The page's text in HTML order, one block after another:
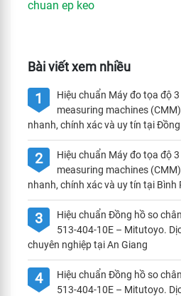
chuan ep keo
Bài viết xem nhiều
1
Hiệu chuẩn Máy đo tọa độ
measuring machines
nhanh, chính xác và uy tín tại
2
Hiệu chuẩn Máy đo tọa độ
measuring machines
nhanh, chính xác và uy tín tại Bình
3
Hiệu chuẩn Đồng hồ so
513-404-10E – Mitutoyo.
chuyên nghiệp tại An Giang
4
Hiệu chuẩn Đồng hồ so
513-404-10E – Mitutoyo.